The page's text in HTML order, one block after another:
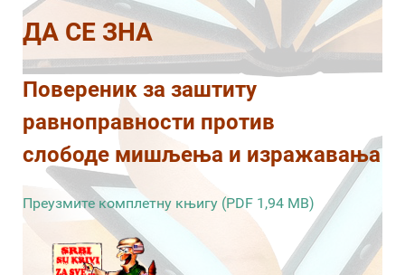
ДА СЕ ЗНА
Повереник за заштиту
равноправности против
слободе мишљења и изражавања
Преузмите комплетну књигу (PDF 1,94 MB)